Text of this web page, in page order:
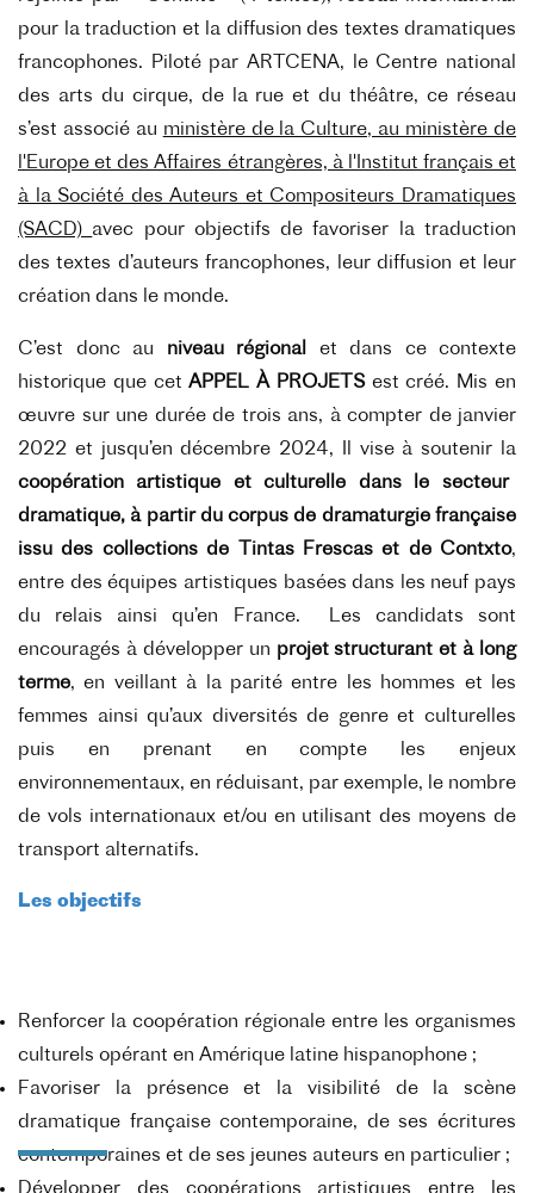
pour la traduction et la diffusion des textes dramatiques
francophones. Piloté par ARTCENA, le Centre national
des arts du cirque, de la rue et du théâtre, ce réseau
s’est associé au ministère de la Culture, au ministère de
l'Europe et des Affaires étrangères, à l'Institut français et
à la Société des Auteurs et Compositeurs Dramatiques
(SACD) avec pour objectifs de favoriser la traduction
des textes d’auteurs francophones, leur diffusion et leur
création dans le monde.
C’est donc au niveau régional
et dans ce contexte
historique que cetAPPEL À PROJETSest créé. Mis en
œuvre sur une durée de trois ans, à compter de janvier
2022 et jusqu’en décembre 2024, Il vise à soutenir la
coopération artistique et culturelle dans le secteur
dramatique, à partir du corpus de dramaturgie française
issu des collections de Tintas Frescas et de Contxto,
entre des équipes artistiques basées dans les neuf pays
du relais ainsi qu’en France. Les candidats sont
encouragés à développer un projet structurant et à long
terme, en veillant à la parité entre les hommes et les
femmes ainsi qu’aux diversités de genre et culturelles
puis en prenant en compte les enjeux
environnementaux, en réduisant, par exemple, le nombre
de vols internationaux et/ou en utilisant des moyens de
transport alternatifs.
Les objectifs
Renforcer la coopération régionale entre les organismes
culturels opérant en Amérique latine hispanophone ;
Favoriser la présence et la visibilité de la scène
dramatique française contemporaine, de ses écritures
contemporaines et de ses jeunes auteurs en particulier ;
Développer des coopérations artistiques entre les